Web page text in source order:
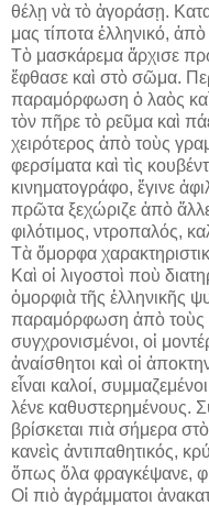
θέλῃ νὰ τὸ ἀγοράσῃ.
μας τίποτα ἑλληνικό,
Τὸ μασκάρεμα ἄρχισε
ἔφθασε καὶ στὸ σῶμα.
παραμόρφωση ὁ λαὸς
τὸν πῆρε τὸ ρεῦμα καὶ
χειρότερος ἀπὸ τοὺς
φερσίματα καὶ τὶς
κινηματογράφο, ἔγινε
πρῶτα ξεχώριζε ἀπὸ
φιλότιμος, ντροπαλός,
Τὰ ὄμορφα
Καὶ οἱ λιγοστοὶ ποὺ
ὀμορφιὰ τῆς ἑλληνικῆς
παραμόρφωση ἀπὸ τοὺς
συγχρονισμένοι, οἱ
ἀναίσθητοι καὶ οἱ
εἶναι καλοί,
λένε καθυστερημένους.
βρίσκεται πιὰ σήμερα
κανεὶς ἀντιπαθητικός,
ὅπως ὅλα φραγκέψανε,
Οἱ πιὸ ἀγράμματοι